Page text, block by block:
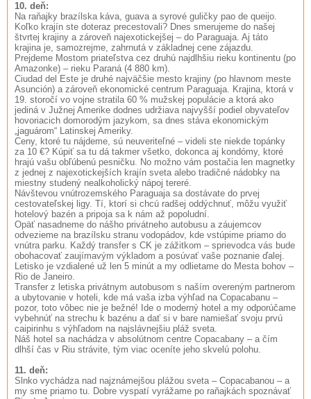
10. deň:
Na raňajky brazílska káva, guava a syrové guličky pao de queijo.
Koľko krajín ste doteraz precestovali? Dnes smerujeme do našej
štvrtej krajiny a zároveň najexotickejšej – do Paraguaja. Aj táto
krajina je, samozrejme, zahrnutá v základnej cene zájazdu.
Prejdeme Mostom priateľstva cez druhú najdlhšiu rieku kontinentu (po
Amazonke) – rieku Paraná (4 880 km).
Ciudad del Este je druhé najväčšie mesto krajiny (po hlavnom meste
Asunción) a zároveň ekonomické centrum Paraguaja. Krajina, ktorá v
19. storočí vo vojne stratila 60 % mužskej populácie a ktorá ako
jediná v Južnej Amerike dodnes udržiava najvyšší podiel obyvateľov
hovoriacich domorodým jazykom, sa dnes stáva ekonomickým
„jaguárom“ Latinskej Ameriky.
Ceny, ktoré tu nájdeme, sú neuveriteľné – videli ste niekde topánky
za 10 €? Kúpiť sa tu dá takmer všetko, dokonca aj kondómy, ktoré
hrajú vašu obľúbenú pesničku. No možno vám postačia len magnetky
z jednej z najexotickejších krajín sveta alebo tradičné nádobky na
miestny studený nealkoholický nápoj tereré.
Návštevou vnútrozemského Paraguaja sa dostávate do prvej
cestovateľskej ligy. Tí, ktorí si chcú radšej oddýchnuť, môžu využiť
hotelový bazén a pripoja sa k nám až popoludní.
Opäť nasadneme do nášho privátneho autobusu a záujemcov
odvezieme na brazílsku stranu vodopádov, kde vstúpime priamo do
vnútra parku. Každý transfer s CK je zážitkom – sprievodca vás bude
obohacovať zaujímavým výkladom a posúvať vaše poznanie ďalej.
Letisko je vzdialené už len 5 minút a my odlietame do Mesta bohov –
Rio de Janeiro.
Transfer z letiska privátnym autobusom s naším overeným partnerom
a ubytovanie v hoteli, kde má vaša izba výhľad na Copacabanu –
pozor, toto vôbec nie je bežné! Ide o moderný hotel a my odporúčame
vybehnúť na strechu k bazénu a dať si v bare namiešať svoju prvú
caipirinhu s výhľadom na najslávnejšiu pláž sveta.
Náš hotel sa nachádza v absolútnom centre Copacabany – a čím
dlhší čas v Riu strávite, tým viac oceníte jeho skvelú polohu.
11. deň:
Slnko vychádza nad najznámejšou plážou sveta – Copacabanou – a
my sme priamo tu. Dobre vyspatí vyrážame po raňajkách spoznávať